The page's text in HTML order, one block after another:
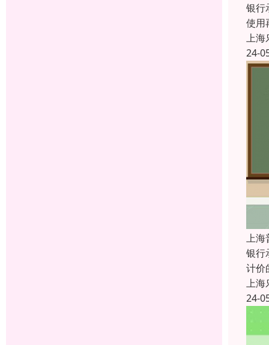
银行
使用
上海
24-
上海
银行
计价
上海
24-